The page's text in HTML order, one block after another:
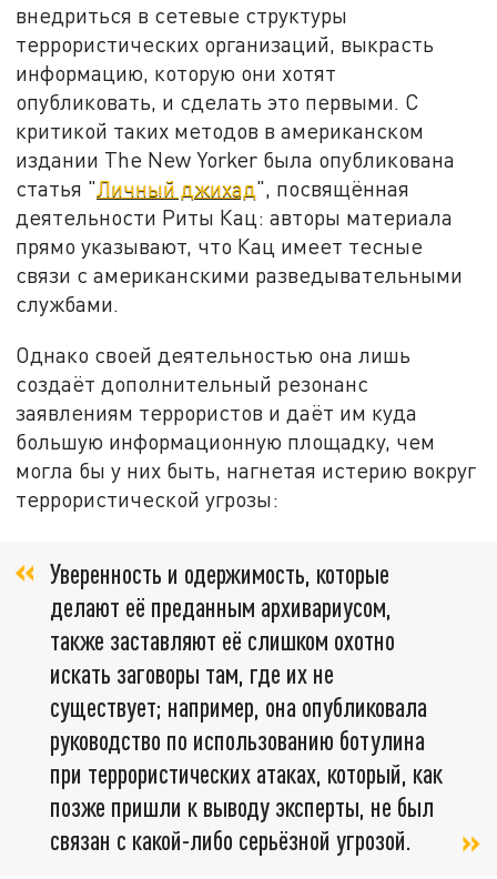
внедриться в сетевые структуры
террористических организаций, выкрасть
информацию, которую они хотят
опубликовать, и сделать это первыми. С
критикой таких методов в американском
издании The New Yorker была опубликована
статья "Личный джихад", посвящённая
деятельности Риты Кац: авторы материала
прямо указывают, что Кац имеет тесные
связи с американскими разведывательными
службами.
Однако своей деятельностью она лишь
создаёт дополнительный резонанс
заявлениям террористов и даёт им куда
большую информационную площадку, чем
могла бы у них быть, нагнетая истерию вокруг
террористической угрозы:
Уверенность и одержимость, которые
делают её преданным архивариусом,
также заставляют её слишком охотно
искать заговоры там, где их не
существует; например, она опубликовала
руководство по использованию ботулина
при террористических атаках, который, как
позже пришли к выводу эксперты, не был
связан с какой-либо серьёзной угрозой.